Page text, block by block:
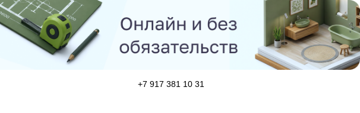
+7 917 381 10 31